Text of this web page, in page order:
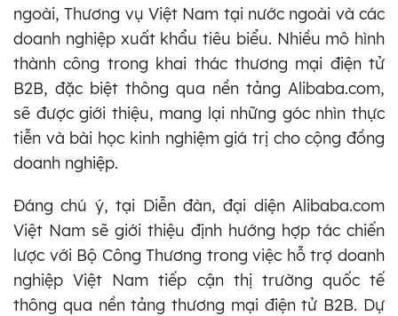
ngoài, Thương vụ Việt Nam tại nước ngoài và các
doanh nghiệp xuất khẩu tiêu biểu. Nhiều mô hình
thành công trong khai thác thương mại điện tử
B2B, đặc biệt thông qua nền tảng Alibaba.com,
sẽ được giới thiệu, mang lại những góc nhìn thực
tiễn và bài học kinh nghiệm giá trị cho cộng đồng
doanh nghiệp.
Đáng chú ý, tại Diễn đàn, đại diện Alibaba.com
Việt Nam sẽ giới thiệu định hướng hợp tác chiến
lược với Bộ Công Thương trong việc hỗ trợ doanh
nghiệp Việt Nam tiếp cận thị trường quốc tế
thông qua nền tảng thương mại điện tử B2B. Dự